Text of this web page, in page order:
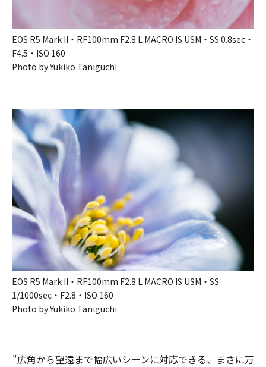
EOS R5 Mark II・RF100mm F2.8 L MACRO IS USM・SS 0.8sec・
F4.5・ISO 160
Photo by Yukiko Taniguchi
EOS R5 Mark II・RF100mm F2.8 L MACRO IS USM・SS
1/1000sec・F2.8・ISO 160
Photo by Yukiko Taniguchi
"広角から​望遠まで​幅広い​シーンに​対応できる、​まさに​万